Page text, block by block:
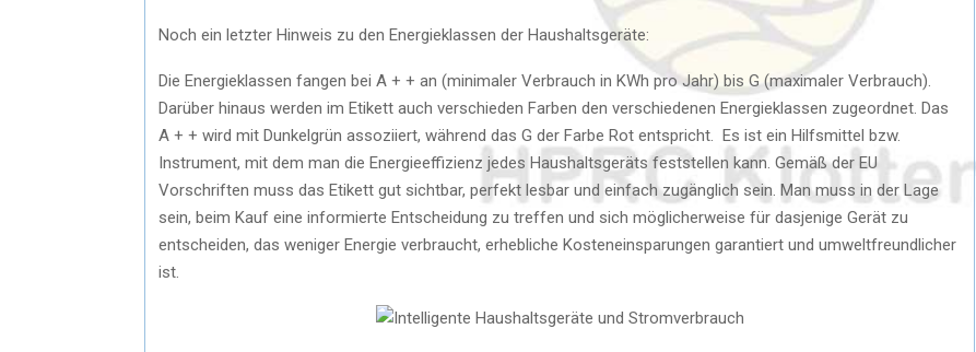
Noch ein letzter Hinweis zu den Energieklassen der Haushaltsgeräte:
Die Energieklassen fangen bei A + + an (minimaler Verbrauch in KWh pro Jahr) bis G (maximaler Verbrauch).
Darüber hinaus werden im Etikett auch verschieden Farben den verschiedenen Energieklassen zugeordnet. Das
A + + wird mit Dunkelgrün assoziiert, während das G der Farbe Rot entspricht. Es ist ein Hilfsmittel bzw.
Instrument, mit dem man die Energieeffizienz jedes Haushaltsgeräts feststellen kann. Gemäß der EU
Vorschriften muss das Etikett gut sichtbar, perfekt lesbar und einfach zugänglich sein. Man muss in der Lage
sein, beim Kauf eine informierte Entscheidung zu treffen und sich möglicherweise für dasjenige Gerät zu
entscheiden, das weniger Energie verbraucht, erhebliche Kosteneinsparungen garantiert und umweltfreundlicher
ist.